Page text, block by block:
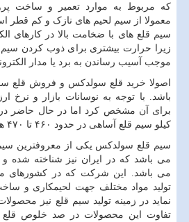
که مربوط به موارد تعمیر و ساخت
معمولا از سیم لحیم های نازک و کم قطر
سیم قلع های با ضخامت بالا در کارهای
زیرا حرارت بیشتری برای ذوب کردن سیم
موجب آسیب رساندن به برد یا مدار
اصولا خرید قلع سولدکس و فروش قلع
باشد. با توجه به نوسانات بازار و نرخ
کیلو سیم قلع آساهی در حدود ۴۶۰ تا ۴۷۰ هزار تومان می باشد.
سیم قلع سولدکس یکی از معروفترین
می باشد که در ایران نیز شناخته شده و
می باشد. این شرکت که در کشورهای
تولید مواد مختلف جهت لحیمکاری و
نماید در زمینه تولید سیم قلع نیز
تفاوت این محصولات در صد خلوص